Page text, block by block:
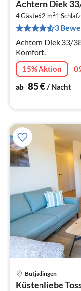
Achtern Diek
4 Gäste62 m21
3
Achtern Diek 33/
Komfort.
15% Aktion
ab 85€/ Nacht
Butjadingen
Küstenliebe